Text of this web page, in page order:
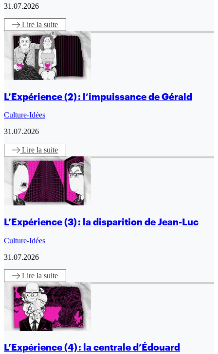
31.07.2026
Lire la suite
L’Expérience (2) : l’impuissance de Gérald
Culture-Idées
31.07.2026
Lire la suite
L’Expérience (3) : la disparition de Jean-Luc
Culture-Idées
31.07.2026
Lire la suite
L’Expérience (4) : la centrale d’Édouard